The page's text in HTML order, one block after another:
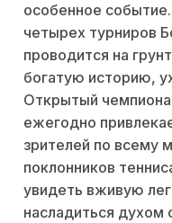
особенное
четырех турниров
проводится на
богатую историю,
Открытый
ежегодно
зрителей по всему
поклонников
увидеть вживую
насладиться